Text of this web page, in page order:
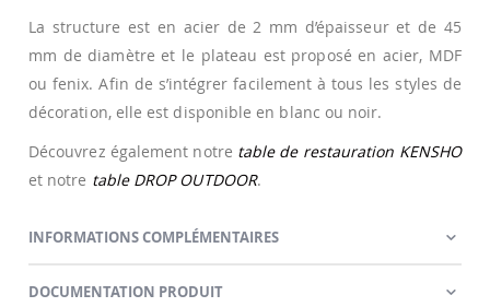
La structure est en acier de 2 mm d’épaisseur et de 45
mm de diamètre et le plateau est proposé en acier, MDF
ou fenix. Afin de s’intégrer facilement à tous les styles de
décoration, elle est disponible en blanc ou noir.
Découvrez également notre table de restauration KENSHO
et notre table DROP OUTDOOR.
INFORMATIONS COMPLÉMENTAIRES
DOCUMENTATION PRODUIT